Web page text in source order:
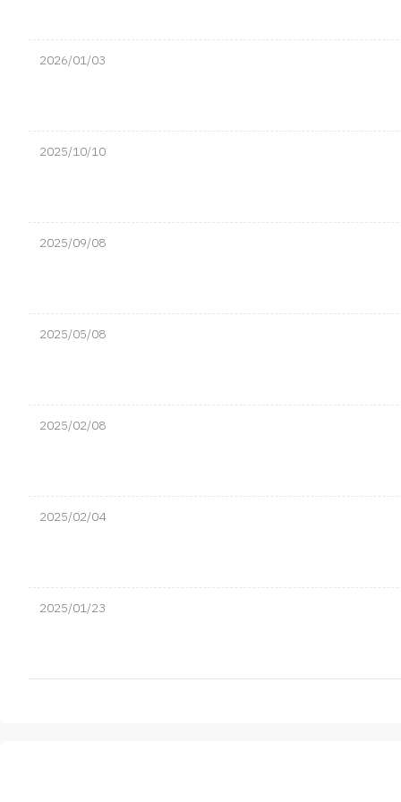
2026/01/03
2025/10/10
2025/09/08
2025/05/08
2025/02/08
2025/02/04
2025/01/23